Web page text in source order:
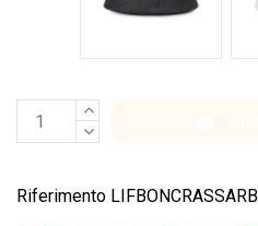
Riferimento